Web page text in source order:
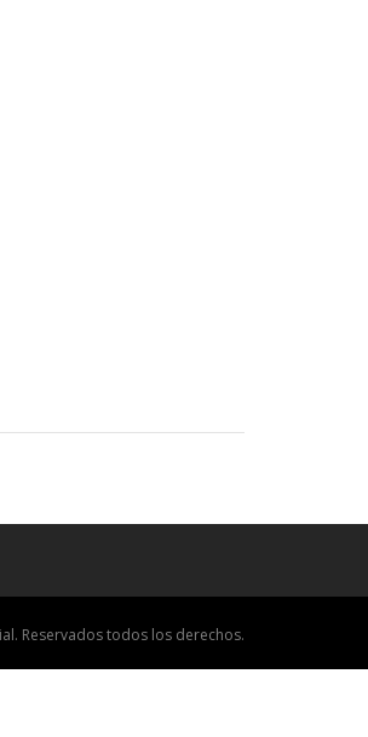
Reservados todos los derechos.